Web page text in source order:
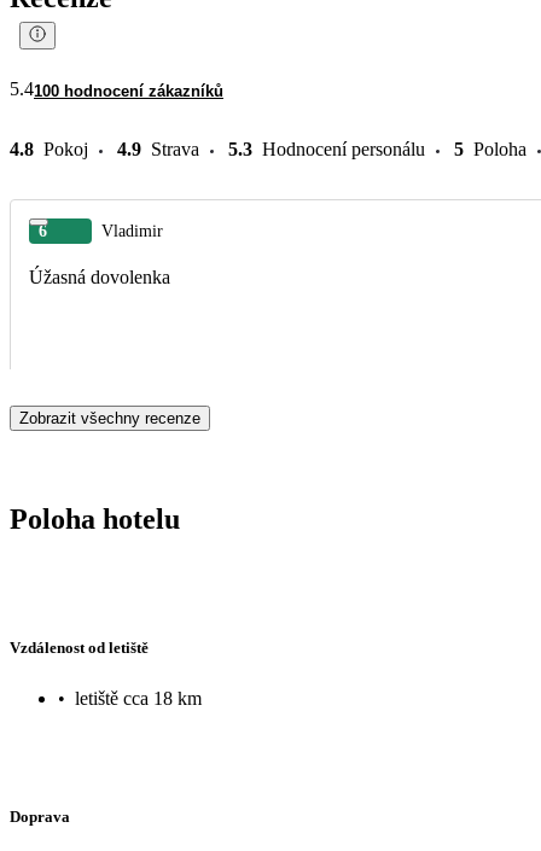
5.4100 hodnocení zákazníků
4.8 Pokoj 4.9 Strava 5.3 Hodnocení personálu 5 Poloha
6 Vladimir
Úžasná dovolenka
Zobrazit všechny recenze
Poloha hotelu
Vzdálenost od letiště
• letiště cca 18 km
Doprava